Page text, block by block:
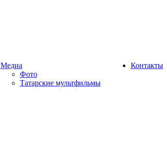
Медиа
Фото
Татарские мультфильмы
Контакты